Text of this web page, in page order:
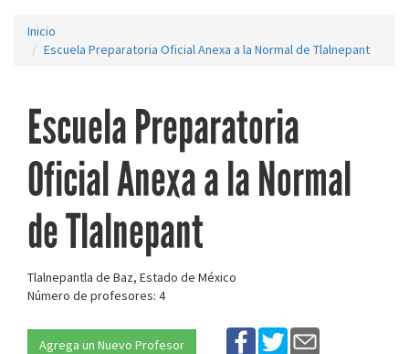
Inicio
Escuela Preparatoria Oficial Anexa a la Normal de Tlalnepant
Escuela Preparatoria
Oficial Anexa a la Normal
de Tlalnepant
Tlalnepantla de Baz, Estado de México
Número de profesores: 4
Agrega un Nuevo Profesor